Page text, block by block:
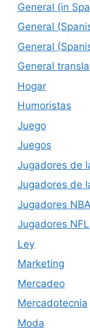
General (in
General
General
General
Hogar
Humoristas
Juego
Juegos
Jugadores de
Jugadores de
Jugadores NBA
Jugadores NFL
Ley
Marketing
Mercadeo
Mercadotecnia
Moda